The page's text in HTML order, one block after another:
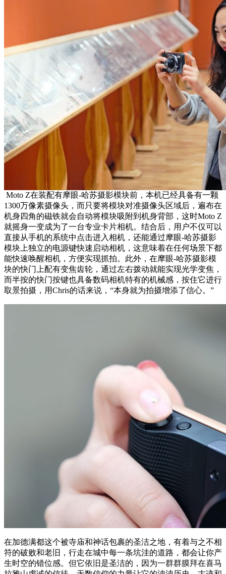
Moto Z在装配有摩眼-哈苏摄影模块前，本机已经具备有一颗
1300万像素摄像头，而只要将模块对准摄像头区域后，遍布在
机身四角的磁铁就会自动将模块吸附到机身背部，这时Moto Z
就摇身一变成为了一台专业卡片相机。结合后，用户不仅可以
直接从手机的系统中点击进入相机，还能通过摩眼-哈苏摄影
模块上独立的电源键快速启动相机，这意味着在任何场景下都
能快速唤醒相机，方便实现抓拍。此外，在摩眼-哈苏摄影模
块的快门上配有变焦齿轮，通过左右拨动就能实现光学变焦，
而半按的快门按键也具备数码相机特有的机械感，按住它进行
取景拍摄，用Chris的话来说，“本身就为拍摄增添了信心。”
在加德满都这个被寺庙和神话包裹的圣洁之地，有着与之不相
符的破败和老旧，行走在城中每一条坑洼的道路，都会让你产
生时空的错位感。但它依旧是圣洁的，因为一群群膜拜在喜马